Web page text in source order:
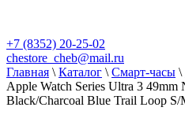
+7 (8352) 20-25-02
chestore_cheb@mail.ru
Главная \ Каталог \ Смарт-часы \
Apple Watch Series Ultra 3 49mm
Black/Charcoal Blue Trail Loop S/